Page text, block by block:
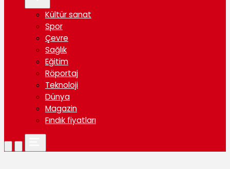
Kültür sanat
Spor
Çevre
Sağlık
Eğitim
Röportaj
Teknoloji
Dünya
Magazin
Fındık fiyatları